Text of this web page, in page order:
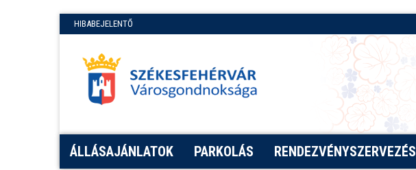
HIBABEJELENTŐ
ÁLLÁSAJÁNLATOK PARKOLÁS RENDEZVÉNYSZERVEZÉS